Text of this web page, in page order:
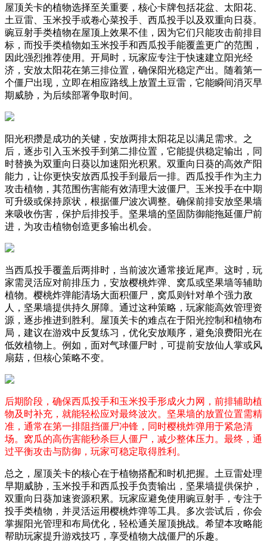
屋顶关卡的植物选择至关重要，核心卡牌包括花盆、太阳花、
土豆雷、玉米投手或卷心菜投手、西瓜投手以及双重向日葵。
豌豆射手类植物在屋顶上效果不佳，因为它们只能攻击前排目
标，而投手类植物如玉米投手和西瓜投手能覆盖更广的范围，
因此强烈推荐使用。开局时，玩家应专注于快速建立阳光经
济，安放太阳花在第三排位置，确保阳光稳定产出。随着第一
个僵尸出现，立即在相应路线上放置土豆雷，它能瞬间消灭早
期威胁，为后续部署争取时间。
阳光积攒是成功的关键，安放两排太阳花足以满足需求。之
后，逐步引入玉米投手到第二排位置，它能提供稳定输出，同
时替换为双重向日葵以加速阳光积累。双重向日葵的高效产阳
能力，让你更快安放西瓜投手到最后一排。西瓜投手作为主力
攻击植物，其范围伤害能有效清理大波僵尸。玉米投手在中期
可升级或保持原状，根据僵尸波次调整。确保前排安放坚果墙
来吸收伤害，保护后排投手。坚果墙的坚固防御能拖延僵尸前
进，为攻击植物创造更多输出机会。
当西瓜投手覆盖后两排时，当前波次通常接近尾声。这时，玩
家需灵活应对前排压力，安放樱桃炸弹、窝瓜或坚果墙等辅助
植物。樱桃炸弹能清场大面积僵尸，窝瓜则针对单个强力敌
人，坚果墙提供持久屏障。通过这种策略，玩家能高效管理资
源，逐步推进到胜利。屋顶关卡的难点在于阳光控制和植物布
局，建议在游戏中反复练习，优化安放顺序，避免浪费阳光在
低效植物上。例如，面对气球僵尸时，可提前安放仙人掌或风
扇菇，但核心策略不变。
后期阶段，确保西瓜投手和玉米投手形成火力网，前排辅助植
物及时补充，就能轻松应对最终波次。坚果墙的放置位置需精
准，通常在第一排阻挡僵尸冲锋，同时樱桃炸弹用于紧急清
场。窝瓜的高伤害能秒杀巨人僵尸，减少整体压力。最终，通
过平衡攻击与防御，玩家可稳定取得胜利。
总之，屋顶关卡的核心在于植物搭配和时机把握。土豆雷处理
早期威胁，玉米投手和西瓜投手负责输出，坚果墙提供保护，
双重向日葵加速资源积累。玩家应避免使用豌豆射手，专注于
投手类植物，并灵活运用樱桃炸弹等工具。多次尝试后，你会
掌握阳光管理和布局优化，轻松通关屋顶挑战。希望本攻略能
帮助玩家提升游戏技巧，享受植物大战僵尸的乐趣。